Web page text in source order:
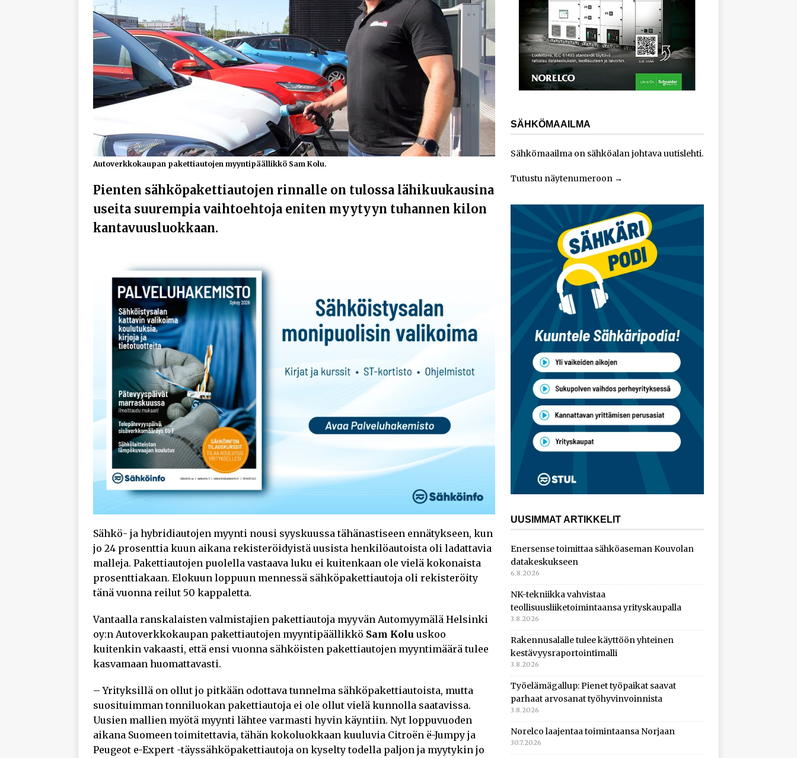
AJANKOHTAISTA
Autoverkkokaupan pakettiautojen myyntipäällikkö Sam Kolu.
Pienten sähköpakettiautojen rinnalle on tulossa lähikuukausina
useita suurempia vaihtoehtoja eniten myytyyn tuhannen kilon
kantavuusluokkaan.
Sähkö- ja hybridiautojen myynti nousi syyskuussa tähänastiseen ennätykseen, kun
jo 24 prosenttia kuun aikana rekisteröidyistä uusista henkilöautoista oli ladattavia
malleja. Pakettiautojen puolella vastaava luku ei kuitenkaan ole vielä kokonaista
prosenttiakaan. Elokuun loppuun mennessä sähköpakettiautoja oli rekisteröity
tänä vuonna reilut 50 kappaletta.
Vantaalla ranskalaisten valmistajien pakettiautoja myyvän Automyymälä Helsinki
oy:n Autoverkkokaupan pakettiautojen myyntipäällikkö Sam Kolu uskoo
kuitenkin vakaasti, että ensi vuonna sähköisten pakettiautojen myyntimäärä tulee
kasvamaan huomattavasti.
– Yrityksillä on ollut jo pitkään odottava tunnelma sähköpakettiautoista, mutta
suosituimman tonniluokan pakettiautoja ei ole ollut vielä kunnolla saatavissa.
Uusien mallien myötä myynti lähtee varmasti hyvin käyntiin. Nyt loppuvuoden
aikana Suomeen toimitettavia, tähän kokoluokkaan kuuluvia Citroën ë-Jumpy ja
Peugeot e-Expert -täyssähköpakettiautoja on kyselty todella paljon ja myytykin jo
SÄHKÖMAAILMA
Sähkömaailma on sähköalan johtava uutislehti.
Tutustu näytenumeroon→
UUSIMMAT ARTIKKELIT
Enersense toimittaa sähköaseman Kouvolan
datakeskukseen
6.8.2026
NK-tekniikka vahvistaa
teollisuusliiketoimintaansa yrityskaupalla
3.8.2026
Rakennusalalle tulee käyttöön yhteinen
kestävyysraportointimalli
3.8.2026
Työelämägallup: Pienet työpaikat saavat
parhaat arvosanat työhyvinvoinnista
3.8.2026
Norelco laajentaa toimintaansa Norjaan
30.7.2026